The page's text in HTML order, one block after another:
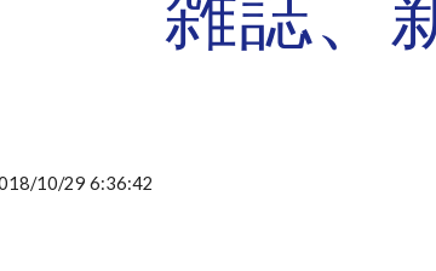
10/29 6:36:42